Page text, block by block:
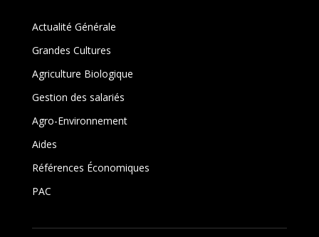
Actualité Générale
Grandes Cultures
Agriculture Biologique
Gestion des salariés
Agro-Environnement
Aides
Références Économiques
PAC